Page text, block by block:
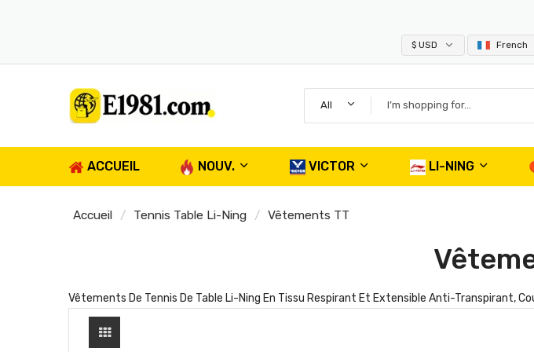
$ USD French
All
ACCUEIL NOUV. VICTOR LI-NING
Accueil Tennis Table Li-Ning Vêtements TT
Vêtements De Tennis De Table Li-Ning En Tissu Respirant Et Extensible Anti-Transpirant,